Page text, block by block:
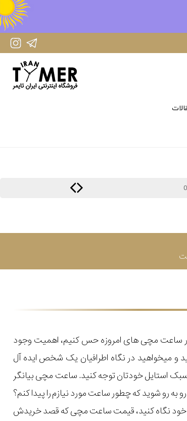
IranTimer Instagram Page
0
در ساعت مچی های امروزه حس کنیم، اهمیت وجود
میخواهید در نگاه اطرافیان یک شخص ایده آل
استایل خودتان توجه کنید. ساعت مچی بیانگر
رو شوید که چطور ساعت مورد نیازم را پیدا کنم؟
خود نگاه کنید، قیمت ساعت مچی که قصد خریدش